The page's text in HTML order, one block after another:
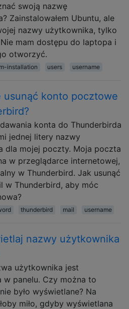
swoją nazwę
Zainstalowałem Ubuntu, ale
nazwy użytkownika, tylko
Nie mam dostępu do laptopa i
otworzyć.
installation users username
usunąć konto pocztowe
konta do Thunderbirda
jednej litery nazwy
dla mojej poczty. Moja poczta
w przeglądarce internetowej,
w Thunderbird. Jak usunąć
w Thunderbird, aby móc
thunderbird mail username
nazwy użytkownika
użytkownika jest
w panelu. Czy można to
było wyświetlane? Na
miło, gdyby wyświetlana